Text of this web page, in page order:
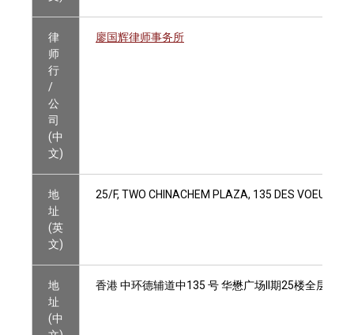
律
师
行
/
公
司
(中
文)
廖国辉律师事务所
地
址
(英
文)
25/F, TWO CHINACHEM PLAZA, 135 DES VOEUX
地
址
(中
香港 中环德辅道中135 号 华懋广场II期25楼全层